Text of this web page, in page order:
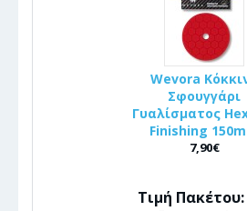
Wevora
Σφουγγάρι
Γυαλίσματος
Finishing
7,90€
Τιμή Πακέτου: